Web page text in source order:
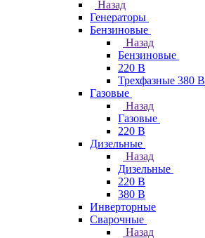
Назад
Генераторы
Бензиновые
Назад
Бензиновые
220 В
Трехфазные 380 В
Газовые
Назад
Газовые
220 В
Дизельные
Назад
Дизельные
220 В
380 В
Инверторные
Сварочные
Назад